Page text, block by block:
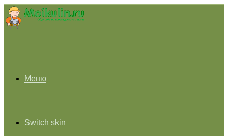
Меню
Switch skin